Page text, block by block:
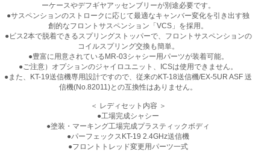
ーケースやデフギヤアッセンブリーが別途必要です。
●サスペンションのストロークに応じて最適なキャンバー変化を引き出す独
創的なフロントサスペンション「VCS」を採用。
●ビス2本で脱着できるスプリングストッパーで、フロントサスペンションの
コイルスプリング交換も簡単。
●豊富に用意されているMR-03シャシー用パーツが装着可能。
●ご注意）オプションのジャイロユニット、ICSは使用できません。
●また、KT-19送信機専用設計ですので、従来のKT-18送信機/EX-5UR ASF 送
信機(No.82011)との互換性はありません。
＜ レディセット内容 ＞
●工場完成シャシー
●塗装・マーキング工場完成プラスティックボディ
●パーフェックスKT-19 2.4GHz送信機
●フロントトレッド変更用パーツ一式